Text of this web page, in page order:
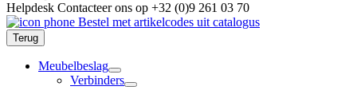
Helpdesk Contacteer ons op +32 (0)9 261 03 70
Bestel met artikelcodes uit catalogus
Terug
Meubelbeslag
Verbinders